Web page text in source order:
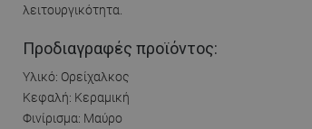
λειτουργικότητα.
Προδιαγραφές προϊόντος:
Υλικό: Ορείχαλκος
Κεφαλή: Κεραμική
Φινίρισμα: Μαύρο